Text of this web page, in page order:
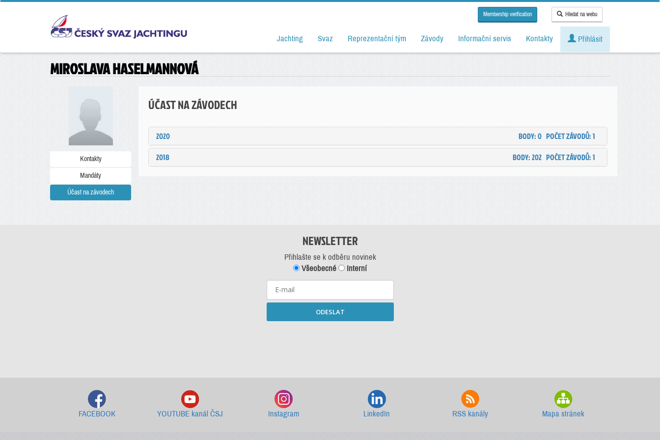
Membership verification Hledat na webu
Jachting Svaz Reprezentační tým Závody Informační servis Kontakty Přihlásit
MIROSLAVA HASELMANNOVÁ
Kontakty
Mandáty
Účast na závodech
ÚČAST NA ZÁVODECH
2020 POČET ZÁVODŮ: 1
BODY: 0
2018
POČET ZÁVODŮ: 1
BODY: 202
NEWSLETTER
Přihlašte se k odběru novinek
Všeobecné
Interní
ODESLAT
FACEBOOK YOUTUBE kanál ČSJ Instagram LinkedIn RSS kanály Mapa stránek